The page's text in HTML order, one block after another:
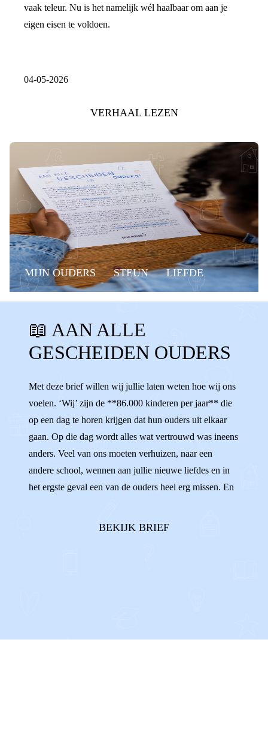
vaak teleur. Nu is het namelijk wél haalbaar om aan je
eigen eisen te voldoen.
04-05-2026
VERHAAL LEZEN
MIJN OUDERS STEUN LIEFDE
WAT DE F@#CK?! KANT KIEZEN
VERLIEFD VERHUIZEN
GESCHEIDEN OUDERS BOODSCHAPPER
NEGATIEF PRATEN ONAARDIG
MISSEN VERDRIET NEGEREN
HOUDEN VAN RUZIE
📖 AAN ALLE
GESCHEIDEN OUDERS
Met deze brief willen wij jullie laten weten hoe wij ons
voelen. ‘Wij’ zijn de **86.000 kinderen per jaar** die
op een dag te horen krijgen dat hun ouders uit elkaar
gaan. Op die dag wordt alles wat vertrouwd was ineens
anders. Veel van ons moeten verhuizen, naar een
andere school, wennen aan jullie nieuwe liefdes en in
het ergste geval een van de ouders heel erg missen. En
BEKIJK BRIEF